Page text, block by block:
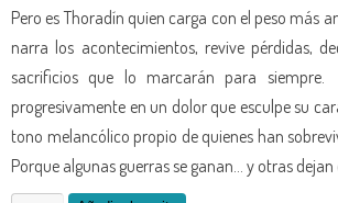
Pero es Thoradín quien carga con el peso más
narra los acontecimientos, revive pérdidas,
sacrificios que lo marcarán para
progresivamente en un dolor que esculpe su
tono melancólico propio de quienes han
Porque algunas guerras se ganan… y otras dejan